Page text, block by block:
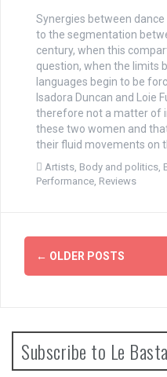
Synergies between
to the segmentation
century, when this
question, when the limits
languages begin to be
Isadora Duncan and Loie
therefore not a matter of
these two women and
their fluid movements on
Artists Body and politics
Performance Reviews
P
t
← OLDER POSTS
Subscribe to Le